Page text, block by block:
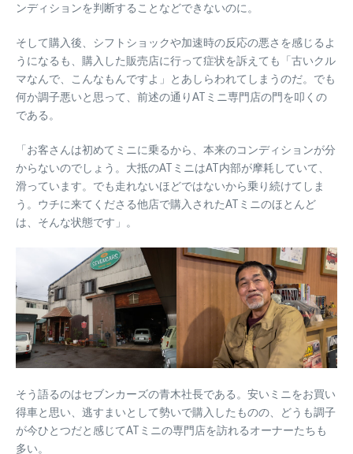
ンディションを判断することなどできないのに。
そして購入後、シフトショックや加速時の反応の悪さを感じるよ
うになるも、購入した販売店に行って症状を訴えても「古いクル
マなんで、こんなもんですよ」とあしらわれてしまうのだ。でも
何か調子悪いと思って、前述の通りATミニ専門店の門を叩くの
である。
「お客さんは初めてミニに乗るから、本来のコンディションが分
からないのでしょう。大抵のATミニはAT内部が摩耗していて、
滑っています。でも走れないほどではないから乗り続けてしま
う。ウチに来てくださる他店で購入されたATミニのほとんど
は、そんな状態です」。
そう語るのはセブンカーズの青木社長である。安いミニをお買い
得車と思い、逃すまいとして勢いで購入したものの、どうも調子
が今ひとつだと感じてATミニの専門店を訪れるオーナーたちも
多い。